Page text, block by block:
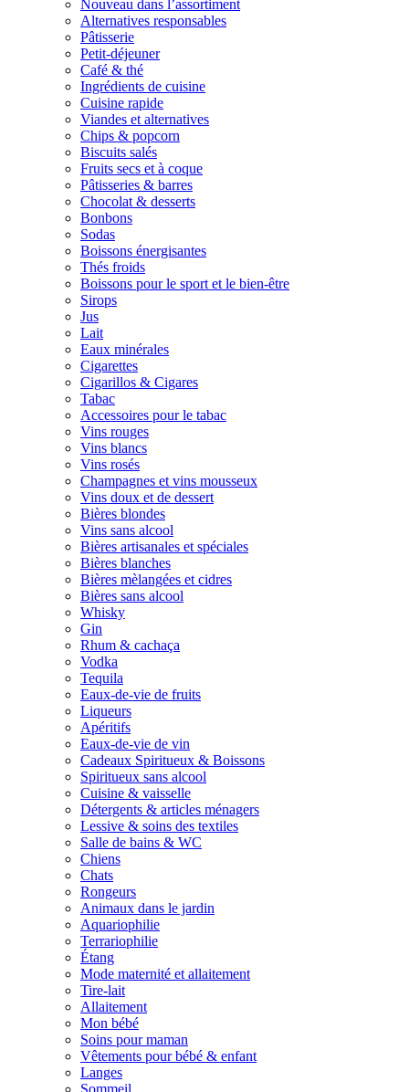
Nouveau dans l’assortiment
Alternatives responsables
Pâtisserie
Petit-déjeuner
Café & thé
Ingrédients de cuisine
Cuisine rapide
Viandes et alternatives
Chips & popcorn
Biscuits salés
Fruits secs et à coque
Pâtisseries & barres
Chocolat & desserts
Bonbons
Sodas
Boissons énergisantes
Thés froids
Boissons pour le sport et le bien-être
Sirops
Jus
Lait
Eaux minérales
Cigarettes
Cigarillos & Cigares
Tabac
Accessoires pour le tabac
Vins rouges
Vins blancs
Vins rosés
Champagnes et vins mousseux
Vins doux et de dessert
Bières blondes
Vins sans alcool
Bières artisanales et spéciales
Bières blanches
Bières mèlangées et cidres
Bières sans alcool
Whisky
Gin
Rhum & cachaça
Vodka
Tequila
Eaux-de-vie de fruits
Liqueurs
Apéritifs
Eaux-de-vie de vin
Cadeaux Spiritueux & Boissons
Spiritueux sans alcool
Cuisine & vaisselle
Détergents & articles ménagers
Lessive & soins des textiles
Salle de bains & WC
Chiens
Chats
Rongeurs
Animaux dans le jardin
Aquariophilie
Terrariophilie
Étang
Mode maternité et allaitement
Tire-lait
Allaitement
Mon bébé
Soins pour maman
Vêtements pour bébé & enfant
Langes
Sommeil